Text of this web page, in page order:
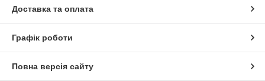
Доставка та оплата
Графік роботи
Повна версія сайту